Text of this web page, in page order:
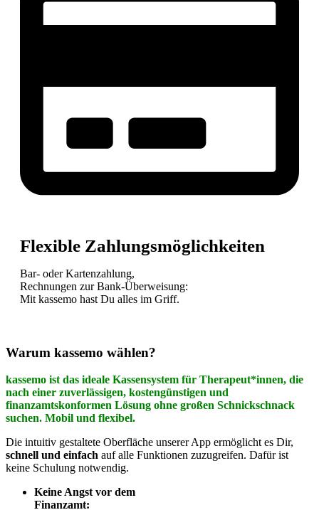
Flexible Zahlungsmöglichkeiten
Bar- oder Kartenzahlung,
Rechnungen zur Bank-Überweisung:
Mit kassemo hast Du alles im Griff.
Warum kassemo wählen?
kassemo ist das ideale Kassensystem für Therapeut*innen, die
nach einer zuverlässigen, kostengünstigen und
finanzamtskonformen Lösung ohne großen Schnickschnack
suchen. Mobil und flexibel.
Die intuitiv gestaltete Oberfläche unserer App ermöglicht es Dir,
schnell und einfach auf alle Funktionen zuzugreifen. Dafür ist
keine Schulung notwendig.
Keine Angst vor dem
Finanzamt: